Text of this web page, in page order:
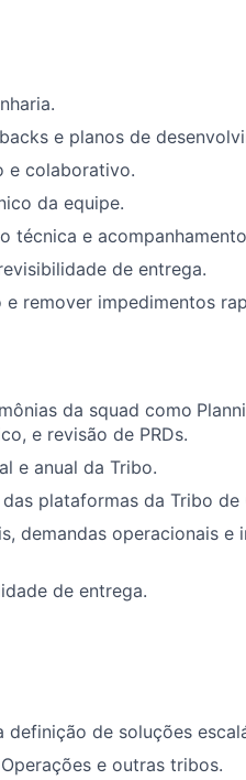
e planos de
e colaborativo.
da equipe.
técnica e
de entrega.
remover impedimentos
da squad como
e revisão de PRDs.
e anual da Tribo.
plataformas da Tribo de
demandas operacionais e
de entrega.
definição de soluções
e outras tribos.